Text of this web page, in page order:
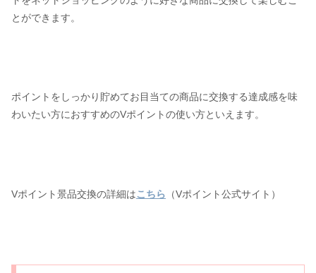
とができます。
ポイントをしっかり貯めてお目当ての商品に交換する達成感を味
わいたい方におすすめのVポイントの使い方といえます。
Vポイント景品交換の詳細はこちら （Vポイント公式サイト）